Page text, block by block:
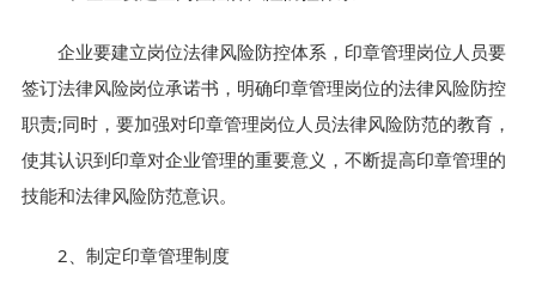
企业要建立岗位法律风险防控体系，印章管理岗位人员要
签订法律风险岗位承诺书，明确印章管理岗位的法律风险防控
职责;同时，要加强对印章管理岗位人员法律风险防范的教育，
使其认识到印章对企业管理的重要意义，不断提高印章管理的
技能和法律风险防范意识。
2、制定印章管理制度